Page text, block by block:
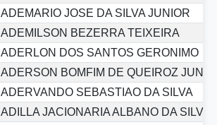
ADEMARIO JOSE DA SILVA JUNIOR
ADEMILSON BEZERRA TEIXEIRA
ADERLON DOS SANTOS GERONIMO
ADERSON BOMFIM DE QUEIROZ
ADERVANDO SEBASTIAO DA SILVA
ADILLA JACIONARIA ALBANO DA SILVA